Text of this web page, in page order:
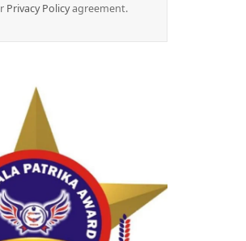
Privacy Policyagreement.